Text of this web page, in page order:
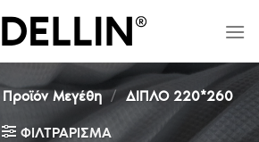
Προϊόν Μεγέθη / ΔΙΠΛΟ 220*260
ΦΙΛΤΡΆΡΙΣΜΑ